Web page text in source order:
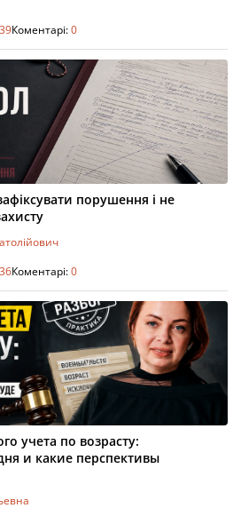
39Коментарі:0
порушення і не
36Коментарі:0
учета по возрасту:
и какие перспективы